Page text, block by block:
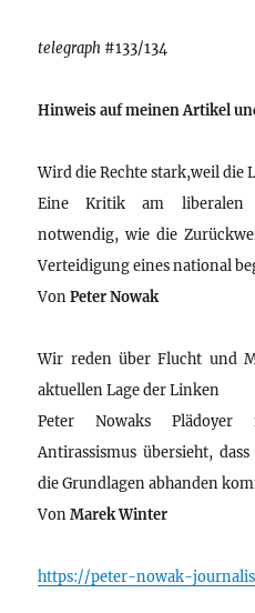
telegraph #133/134
Hinweis auf meinen Artikel
Wird die Rechte stark,weil die
Eine Kritik am liberalen
notwendig, wie die
Verteidigung eines national
VonPeter Nowak
Wir reden über Flucht und
aktuellen Lage der Linken
Peter Nowaks Plädoyer
Antirassismus übersieht,
die Grundlagen abhanden
VonMarek Winter
https://peter-nowak-